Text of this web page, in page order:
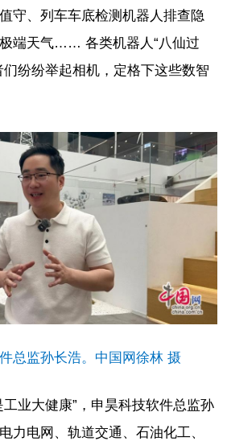
守、列车车底检测机器人排查隐
端天气…… 各类机器人“八仙过
纷纷举起相机，定格下这些数智
总监孙长浩。中国网徐林 摄
工业大健康”，申昊科技软件总监孙
力电网、轨道交通、石油化工、